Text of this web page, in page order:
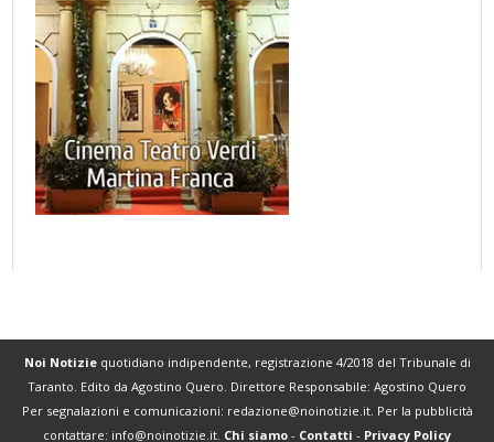
Noi Notiziequotidiano indipendente, registrazione 4/2018 del Tribunale di
Taranto. Edito da Agostino Quero. Direttore Responsabile: Agostino Quero
Per segnalazioni e comunicazioni: redazione@noinotizie.it. Per la pubblicità
contattare: info@noinotizie.it. Chi siamo - Contatti - Privacy Policy